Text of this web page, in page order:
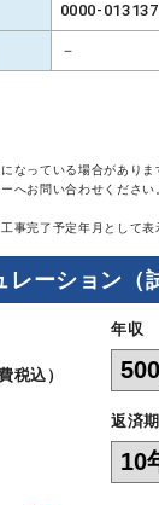
0000-
－
なっている場合がありま
へお問い合わせください
事完了予定年月として表
レーション（
税込）
年収
返済